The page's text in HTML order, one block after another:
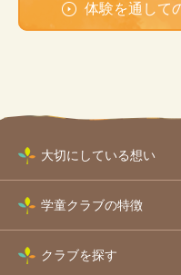
体験を通して
大切にしている想い
学童クラブの特徴
クラブを探す